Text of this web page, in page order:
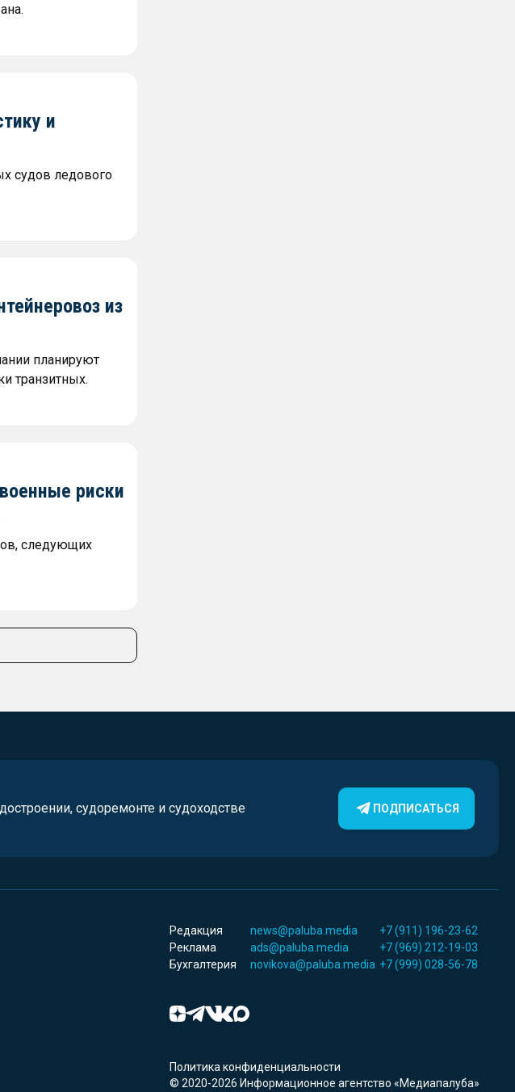
и
судов ледового
из
планируют
транзитных.
риски
следующих
судоремонте и судоходстве ПОДПИСАТЬСЯ
Редакция news@paluba.media
+7 (911) 196-23-62
Реклама
ads@paluba.media
+7 (969) 212-19-03
Бухгалтерия
novikova@paluba.media +7 (999) 028-56-78
Политика конфиденциальности
© 2020-2026 Информационное агентство «Медиапалуба»